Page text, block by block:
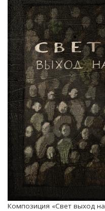
Композиция «Свет выход